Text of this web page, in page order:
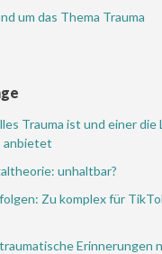
um das Thema Trauma
Trauma ist und einer die
anbietet
unhaltbar?
Zu komplex für
Erinnerungen